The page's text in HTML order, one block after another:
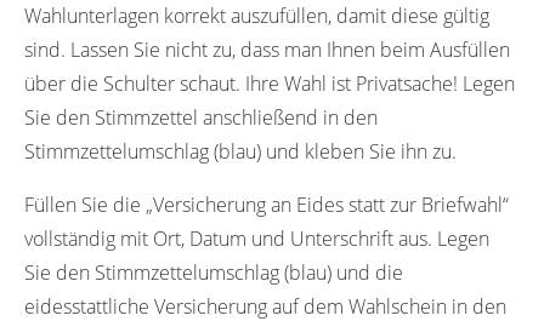
Wahlunterlagen korrekt auszufüllen, damit diese gültig
sind. Lassen Sie nicht zu, dass man Ihnen beim Ausfüllen
über die Schulter schaut. Ihre Wahl ist Privatsache! Legen
Sie den Stimmzettel anschließend in den
Stimmzettelumschlag (blau) und kleben Sie ihn zu.
Füllen Sie die „Versicherung an Eides statt zur Briefwahl“
vollständig mit Ort, Datum und Unterschrift aus. Legen
Sie den Stimmzettelumschlag (blau) und die
eidesstattliche Versicherung auf dem Wahlschein in den